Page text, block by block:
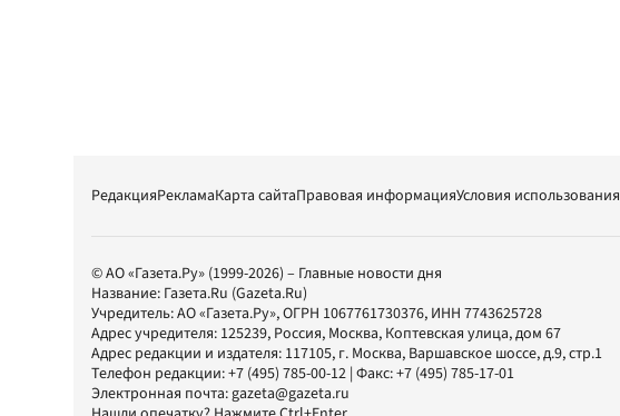
РедакцияРекламаКарта сайтаПравовая информацияУсловия использования
© АО «Газета.Ру» (1999-2026) – Главные новости дня
Название: Газета.Ru (Gazeta.Ru)
Учредитель:АО «Газета.Ру», ОГРН 1067761730376, ИНН 7743625728
Адрес учредителя: 125239, Россия, Москва, Коптевская улица, дом 67
Адрес редакции и издателя: 117105, г. Москва, Варшавское шоссе, д.9, стр.1
Телефон редакции:+7 (495) 785-00-12 | Факс:+7 (495) 785-17-01
Электронная почта:gazeta@gazeta.ru